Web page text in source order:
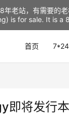
首页
即将发行
年老站，有需要的
is for sale. It is